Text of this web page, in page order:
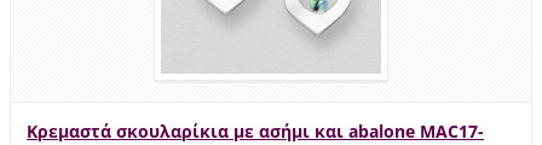
Κρεμαστά σκουλαρίκια με ασήμι και abalone MAC17-